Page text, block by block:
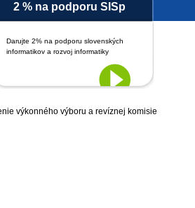
výkonného výboru a revíznej komisie
2 % na podporu SISp
Darujte 2% na podporu slovenských
informatikov a rozvoj informatiky